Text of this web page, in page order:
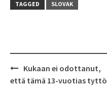
TAGGED
SLOVAK
Post
navigation
Kukaan ei odottanut,
että tämä 13-vuotias tyttö